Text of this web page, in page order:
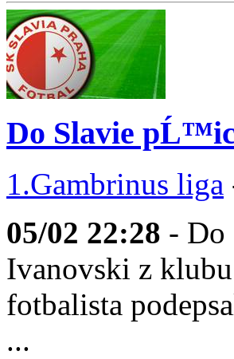
Do Slavie
1.Gambrinus liga
05/02 22:28 -
Ivanovski z
fotbalista
...